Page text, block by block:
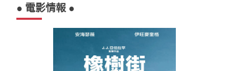
● 電影情報 ●